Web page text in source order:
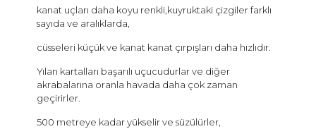
kanat uçları daha koyu renkli,kuyruktaki çizgiler farklı
sayıda ve aralıklarda,
cüsseleri küçük ve kanat kanat çırpışları daha hızlıdır.
Yılan kartalları başarılı uçucudurlar ve diğer
akrabalarına oranla havada daha çok zaman
geçirirler.
500 metreye kadar yükselir ve süzülürler,